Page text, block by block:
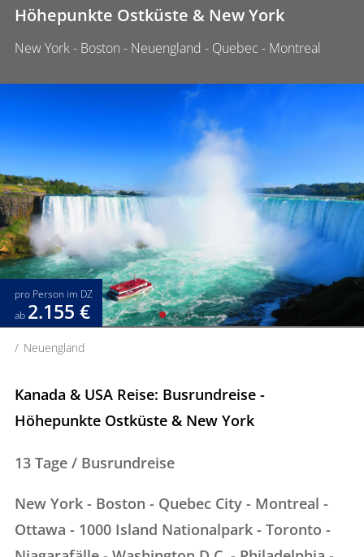
Höhepunkte Ostküste & New York
New York - Boston - Neuengland - Quebec - Montreal
pro Person im DZ
ab 2.155 €
Neuengland
Kanada & USA Reise: Busrundreise -
Höhepunkte Ostküste & New York
13 Tage / Busrundreise
New York - Boston - Quebec City - Montreal -
Ottawa - 1000 Island Nationalpark - Toronto -